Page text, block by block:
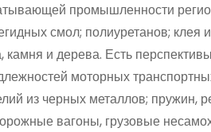
промышленности
смол; полиуретанов; клея и
и дерева. Есть
моторных
из черных металлов; пружин,
вагоны, грузовые